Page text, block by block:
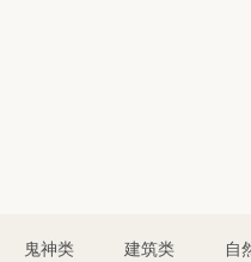
鬼神类 建筑类 自